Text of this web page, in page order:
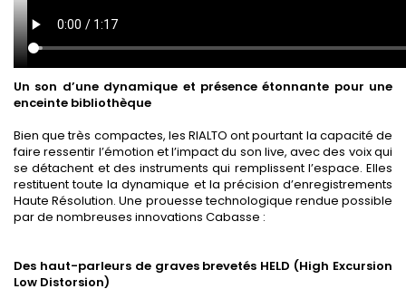
Un son d’une dynamique et présence étonnante pour une
enceinte bibliothèque
Bien que très compactes, les RIALTO ont pourtant la capacité de
faire ressentir l’émotion et l’impact du son live, avec des voix qui
se détachent et des instruments qui remplissent l’espace. Elles
restituent toute la dynamique et la précision d’enregistrements
Haute Résolution. Une prouesse technologique rendue possible
par de nombreuses innovations Cabasse :
Des haut-parleurs de graves brevetés HELD (High Excursion
Low Distorsion)